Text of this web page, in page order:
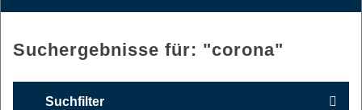
Suchergebnisse für: "corona"
Suchfilter